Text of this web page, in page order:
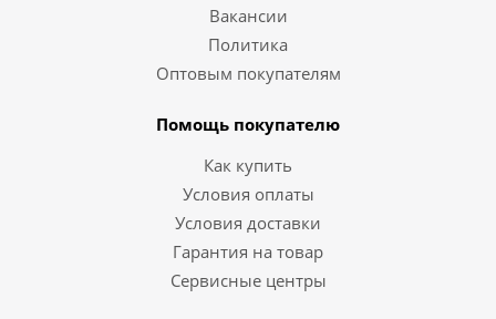
Вакансии
Политика
Оптовым покупателям
Помощь покупателю
Как купить
Условия оплаты
Условия доставки
Гарантия на товар
Сервисные центры